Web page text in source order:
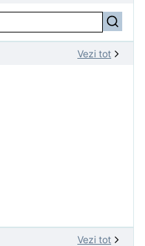
Vezi tot
Vezi tot